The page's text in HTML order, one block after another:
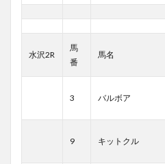
水沢2R
馬
番
馬名
3 バルボア
9 キットクル